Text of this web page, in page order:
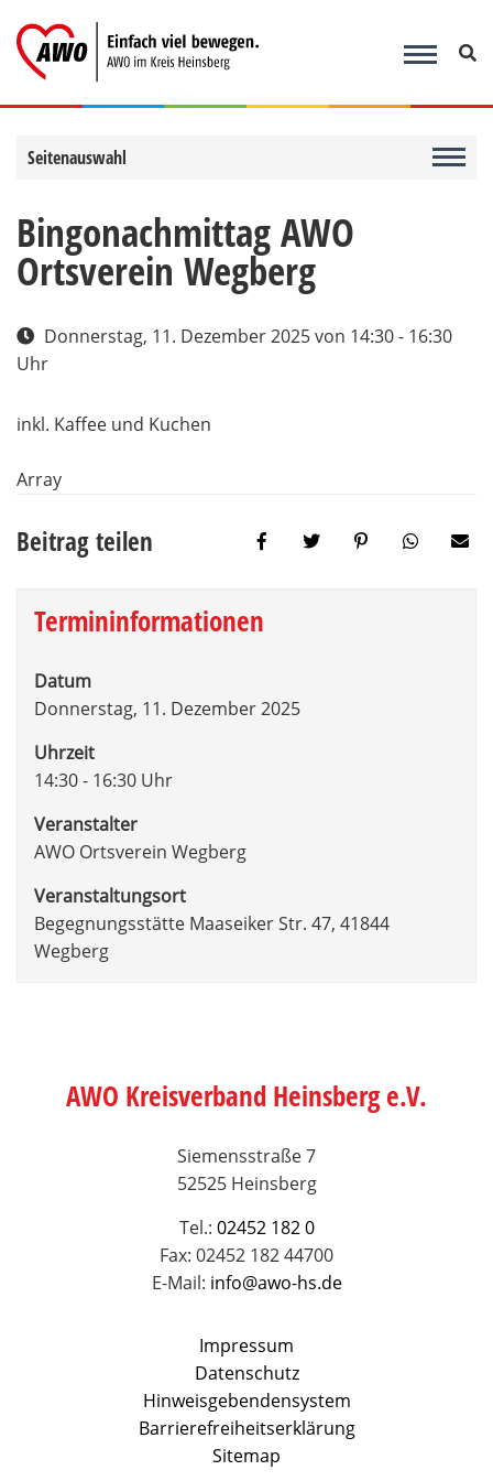
Inhalt
springen
Seitenauswahl
Bingonachmittag AWO
Ortsverein Wegberg
Donnerstag, 11. Dezember 2025von 14:30 - 16:30
Uhr
inkl. Kaffee und Kuchen
Array
Beitrag teilen
Termininformationen
Datum
Donnerstag, 11. Dezember 2025
Uhrzeit
14:30 - 16:30 Uhr
Veranstalter
AWO Ortsverein Wegberg
Veranstaltungsort
Begegnungsstätte Maaseiker Str. 47, 41844
Wegberg
AWO Kreisverband Heinsberg e.V.
Siemensstraße 7
52525 Heinsberg
Tel.: 02452 182 0
Fax: 02452 182 44700
E-Mail: info@awo-hs.de
Impressum
Datenschutz
Hinweisgebendensystem
Barrierefreiheitserklärung
Sitemap